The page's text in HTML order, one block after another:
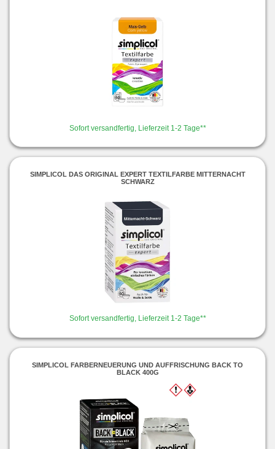
Sofort versandfertig, Lieferzeit 1-2 Tage**
SIMPLICOL DAS ORIGINAL EXPERT TEXTILFARBE MITTERNACHT
SCHWARZ
Sofort versandfertig, Lieferzeit 1-2 Tage**
SIMPLICOL FARBERNEUERUNG UND AUFFRISCHUNG BACK TO
BLACK 400G